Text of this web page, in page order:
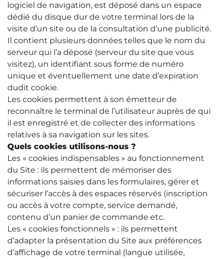
logiciel de navigation, est déposé dans un espace
dédié du disque dur de votre terminal lors de la
visite d’un site ou de la consultation d’une publicité.
Il contient plusieurs données telles que le nom du
serveur qui l’a déposé (serveur du site que vous
visitez), un identifiant sous forme de numéro
unique et éventuellement une date d’expiration
dudit cookie.
Les cookies permettent à son émetteur de
reconnaître le terminal de l’utilisateur auprès de qui
il est enregistré et de collecter des informations
relatives à sa navigation sur les sites.
Quels cookies utilisons-nous ?
Les « cookies indispensables » au fonctionnement
du Site : ils permettent de mémoriser des
informations saisies dans les formulaires, gérer et
sécuriser l’accès à des espaces réservés (inscription
ou accès à votre compte, service demandé,
contenu d’un panier de commande etc.
Les « cookies fonctionnels » : ils permettent
d’adapter la présentation du Site aux préférences
d’affichage de votre terminal (langue utilisée,